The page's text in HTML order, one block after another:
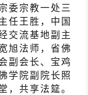
委宗教一处三
任王胜，中国
交流基地副主
旭法师，省佛
副会长、宝鸡
学院副院长照
，共享法筵。